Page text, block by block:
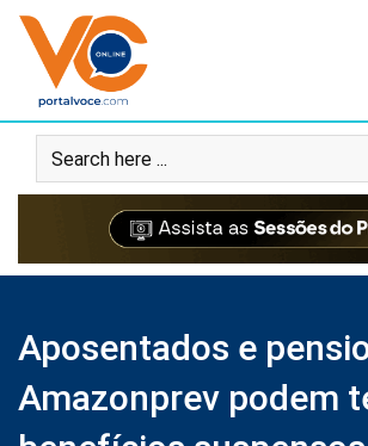
Aposentados e
Amazonprev podem